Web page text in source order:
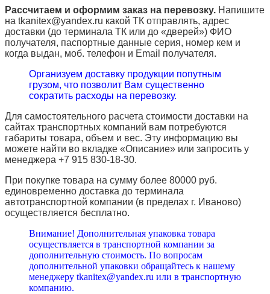
Рассчитаем и оформим заказ на перевозку. Напишите
на tkanitex@yandex.ru какой ТК отправлять, адрес
доставки (до терминала ТК или до «дверей») ФИО
получателя, паспортные данные серия, номер кем и
когда выдан, моб. телефон и Email получателя.
Организуем доставку продукции попутным
грузом, что позволит Вам существенно
сократить расходы на перевозку.
Для самостоятельного расчета стоимости доставки на
сайтах транспортных компаний вам потребуются
габариты товара, объем и вес. Эту информацию вы
можете найти во вкладке «Описание» или запросить у
менеджера +7 915 830-18-30.
При покупке товара на сумму более 80000 руб.
единовременно доставка до терминала
автотранспортной компании (в пределах г. Иваново)
осуществляется бесплатно.
Внимание! Дополнительная упаковка товара
осуществляется в транспортной компании за
дополнительную стоимость. По вопросам
дополнительной упаковки обращайтесь к нашему
менеджеру tkanitex@yandex.ru или в транспортную
компанию.